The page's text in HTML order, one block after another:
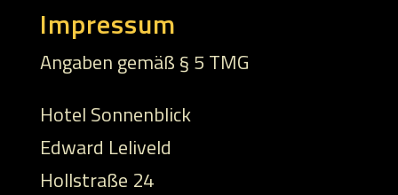
Impressum
Angaben gemäß § 5 TMG
Hotel Sonnenblick
Edward Leliveld
Hollstraße 24